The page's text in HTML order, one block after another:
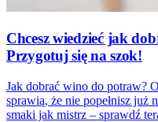
Chcesz wiedzieć jak
Przygotuj się na szok!
Jak dobrać wino do potraw?
sprawią, że nie popełnisz już
smaki jak mistrz – sprawdź